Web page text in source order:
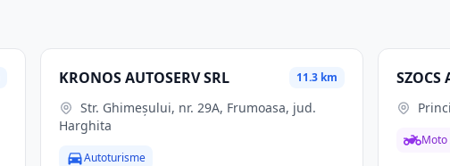
KRONOS AUTOSERV SRL 11.3 km
Harghita
Autoturisme
SZOCS
Moto